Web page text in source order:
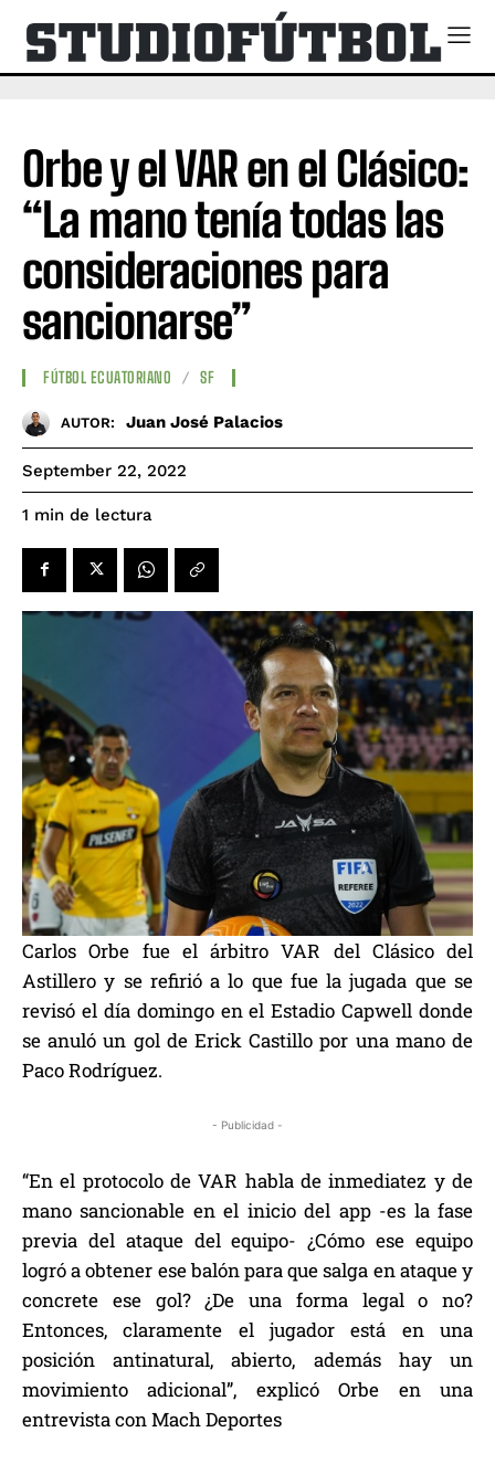
Orbe y el VAR en el Clásico:
“La mano tenía todas las
consideraciones para
sancionarse”
FÚTBOL ECUATORIANO SF
AUTOR: Juan José Palacios
September 22, 2022
1 min de lectura
Carlos Orbe fue el árbitro VAR del Clásico del
Astillero y se refirió a lo que fue la jugada que se
revisó el día domingo en el Estadio Capwell donde
se anuló un gol de Erick Castillo por una mano de
Paco Rodríguez.
- Publicidad -
“En el protocolo de VAR habla de inmediatez y de
mano sancionable en el inicio del app -es la fase
previa del ataque del equipo- ¿Cómo ese equipo
logró a obtener ese balón para que salga en ataque y
concrete ese gol? ¿De una forma legal o no?
Entonces, claramente el jugador está en una
posición antinatural, abierto, además hay un
movimiento adicional”, explicó Orbe en una
entrevista con Mach Deportes